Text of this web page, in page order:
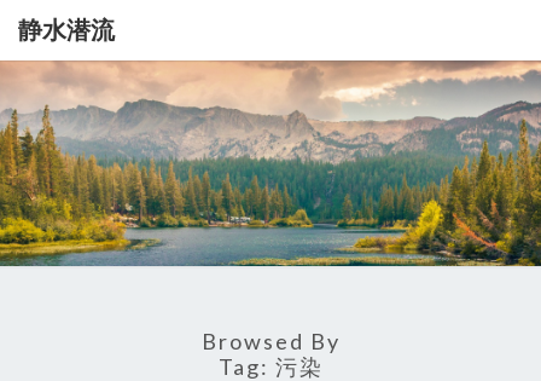
静水潜流
静
水
潜
流
记
录
一
点
生
活
Browsed By
Tag: 污染